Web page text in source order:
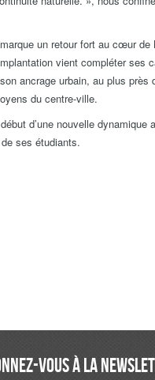
un retour fort au cœur
vient compléter ses
ancrage urbain, au plus
du centre-ville.
d’une nouvelle
ses étudiants.
VOUS À LA